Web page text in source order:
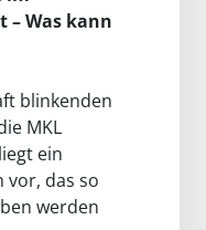
Was kann
blinkenden
MKL
ein
vor, das so
werden